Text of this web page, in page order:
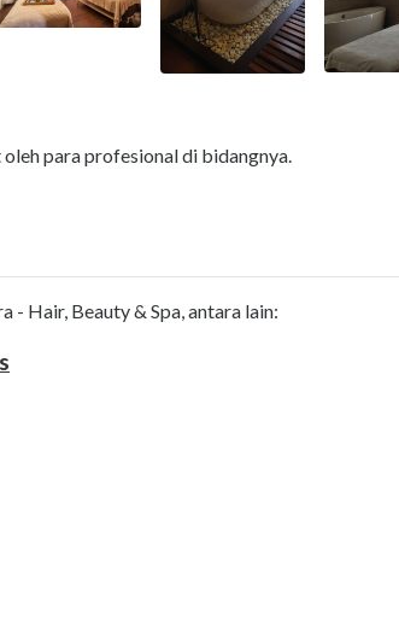
para profesional di bidangnya.
- Hair, Beauty & Spa, antara lain: